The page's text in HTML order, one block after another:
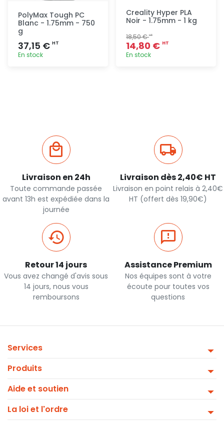
PolyMax Tough PC
Blanc - 1.75mm - 750
g
37,15 € HT
En stock
Creality Hyper PLA
Noir - 1.75mm - 1 kg
18,50 €HT
14,80 € HT
En stock
Livraison en 24h
Toute commande passée
avant 13h est expédiée dans la
journée
Livraison dès 2,40€ HT
Livraison en point relais à 2,40€
HT (offert dès 19,90€)
Retour 14 jours
Vous avez changé d'avis sous
14 jours, nous vous
remboursons
Assistance Premium
Nos équipes sont à votre
écoute pour toutes vos
questions
Services
Produits
Aide et soutien
La loi et l'ordre